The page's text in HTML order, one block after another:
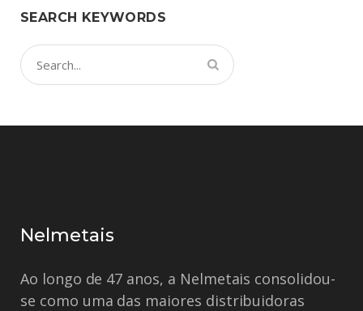
SEARCH KEYWORDS
Nelmetais
Ao longo de 47 anos, a Nelmetais consolidou-
se como uma das maiores distribuidoras